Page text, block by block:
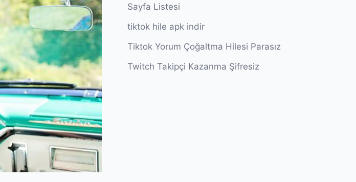
Sayfa Listesi
tiktok hile apk indir
Tiktok Yorum Çoğaltma Hilesi Parasız
Twitch Takipçi Kazanma Şifresiz